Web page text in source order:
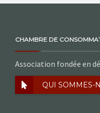
CHAMBRE DE
Association fondée en
QUI SOMMES-